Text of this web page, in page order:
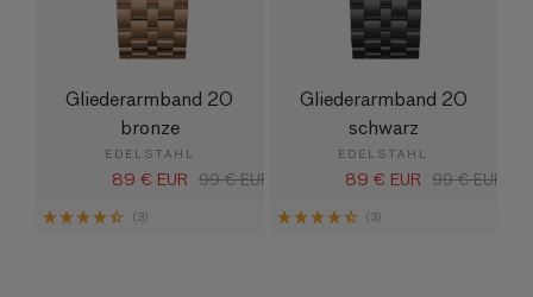
Gliederarmband 20
bronze
EDELSTAHL
Verkaufspreis
89 € EUR
Normaler
99 € EUR
(3)
Gliederarmband 20
schwarz
EDELSTAHL
Verkaufspreis
89 € EUR
Normaler
99 € EUR
(3)